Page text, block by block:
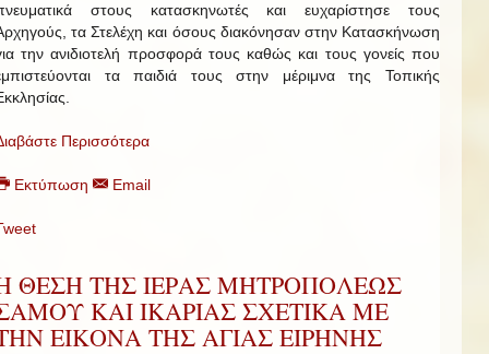
στους κατασκηνωτές και ευχαρίστησε τους
τα Στελέχη και όσους διακόνησαν στην Κατασκήνωση
την ανιδιοτελή προσφορά τους καθώς και τους γονείς που
τα παιδιά τους στην μέριμνα της Τοπικής
Περισσότερα
Εκτύπωση Email
ΘΕΣΗ ΤΗΣ ΙΕΡΑΣ ΜΗΤΡΟΠΟΛΕΩΣ
ΚΑΙ ΙΚΑΡΙΑΣ ΣΧΕΤΙΚΑ ΜΕ
ΕΙΚΟΝΑ ΤΗΣ ΑΓΙΑΣ ΕΙΡΗΝΗΣ